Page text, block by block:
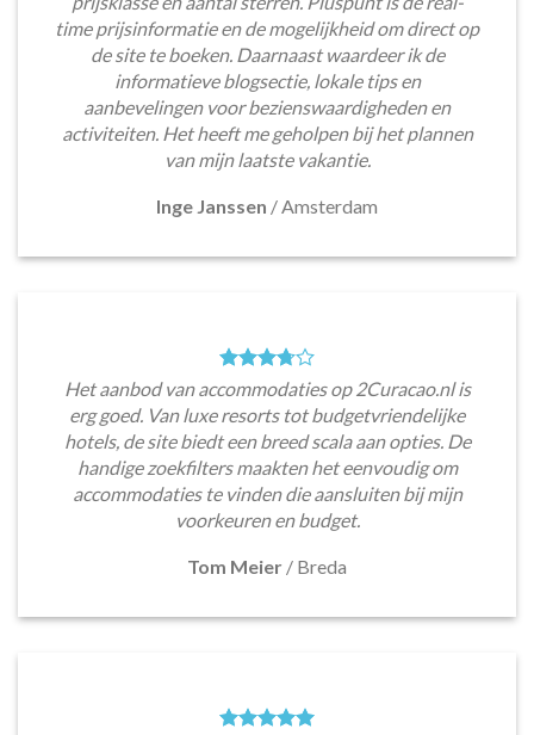
time prijsinformatie en de mogelijkheid om direct op
de site te boeken. Daarnaast waardeer ik de
informatieve blogsectie, lokale tips en
aanbevelingen voor bezienswaardigheden en
activiteiten. Het heeft me geholpen bij het plannen
van mijn laatste vakantie.
Inge Janssen /Amsterdam
Het aanbod van accommodaties op 2Curacao.nl is
erg goed. Van luxe resorts tot budgetvriendelijke
hotels, de site biedt een breed scala aan opties. De
handige zoekfilters maakten het eenvoudig om
accommodaties te vinden die aansluiten bij mijn
voorkeuren en budget.
Tom Meier / Breda